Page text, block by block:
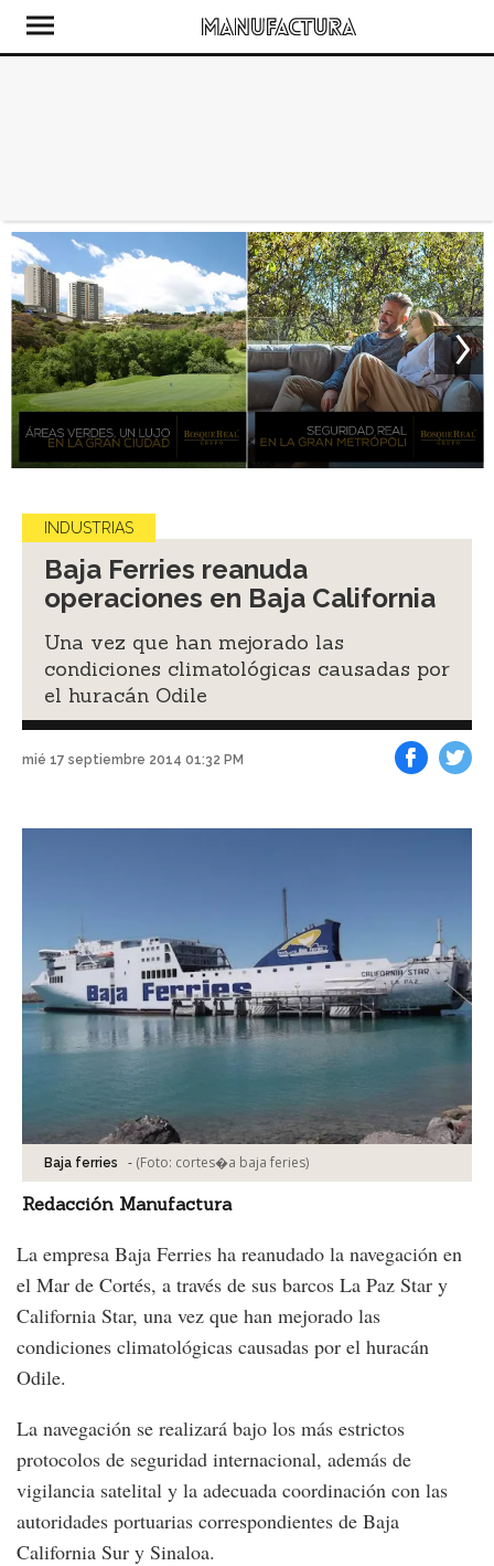
INDUSTRIAS
Baja Ferries reanuda
operaciones en Baja California
Una vez que han mejorado las
condiciones climatológicas causadas por
el huracán Odile
mié 17 septiembre 2014 01:32 PM
Baja ferries - (Foto: cortes�a baja feries)
Redacción Manufactura
La empresa Baja Ferries ha reanudado la navegación en
el Mar de Cortés, a través de sus barcos La Paz Star y
California Star, una vez que han mejorado las
condiciones climatológicas causadas por el huracán
Odile.
La navegación se realizará bajo los más estrictos
protocolos de seguridad internacional, además de
vigilancia satelital y la adecuada coordinación con las
autoridades portuarias correspondientes de Baja
California Sur y Sinaloa.